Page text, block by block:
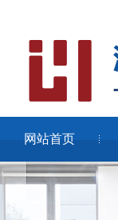
网站首页